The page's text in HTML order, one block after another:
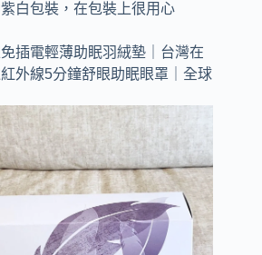
白包裝，在包裝上很用心